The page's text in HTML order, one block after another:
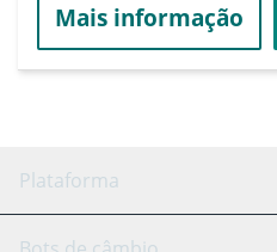
Mais informação
Plataforma